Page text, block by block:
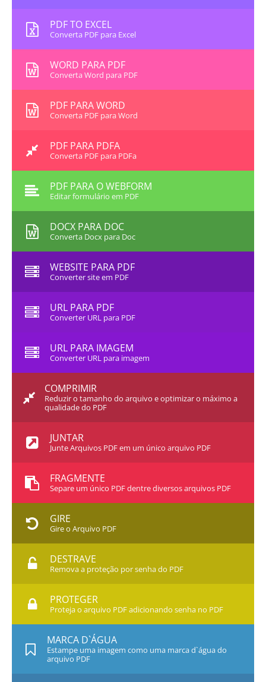
PDF TO EXCEL
Converta PDF para Excel
WORD PARA PDF
Converta Word para PDF
PDF PARA WORD
Converta PDF para Word
PDF PARA PDFA
Converta PDF para PDFa
PDF PARA O WEBFORM
Editar formulário em PDF
DOCX PARA DOC
Converta Docx para Doc
WEBSITE PARA PDF
Converter site em PDF
URL PARA PDF
Converter URL para PDF
URL PARA IMAGEM
Converter URL para imagem
COMPRIMIR
Reduzir o tamanho do arquivo e optimizar o máximo a
qualidade do PDF
JUNTAR
Junte Arquivos PDF em um único arquivo PDF
FRAGMENTE
Separe um único PDF dentre diversos arquivos PDF
GIRE
Gire o Arquivo PDF
DESTRAVE
Remova a proteção por senha do PDF
PROTEGER
Proteja o arquivo PDF adicionando senha no PDF
MARCA D`ÁGUA
Estampe uma imagem como uma marca d`água do
arquivo PDF